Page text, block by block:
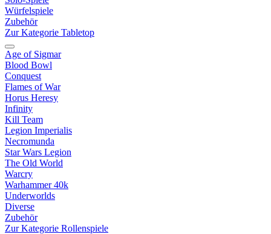
Würfelspiele
Zubehör
Zur Kategorie Tabletop
Age of Sigmar
Blood Bowl
Conquest
Flames of War
Horus Heresy
Infinity
Kill Team
Legion Imperialis
Necromunda
Star Wars Legion
The Old World
Warcry
Warhammer 40k
Underworlds
Diverse
Zubehör
Zur Kategorie Rollenspiele